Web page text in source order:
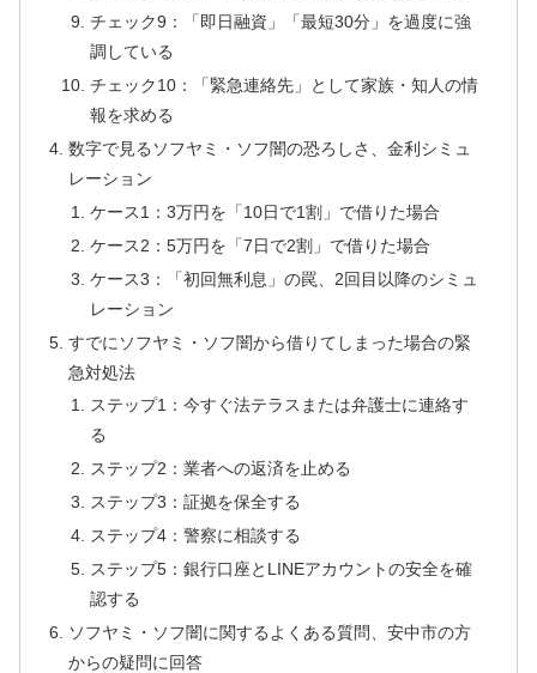
チェック9：「即日融資」「最短30分」を過度に強
調している
チェック10：「緊急連絡先」として家族・知人の情
報を求める
数字で見るソフヤミ・ソフ闇の恐ろしさ、金利シミュ
レーション
ケース1：3万円を「10日で1割」で借りた場合
ケース2：5万円を「7日で2割」で借りた場合
ケース3：「初回無利息」の罠、2回目以降のシミュ
レーション
すでにソフヤミ・ソフ闇から借りてしまった場合の緊
急対処法
ステップ1：今すぐ法テラスまたは弁護士に連絡す
る
ステップ2：業者への返済を止める
ステップ3：証拠を保全する
ステップ4：警察に相談する
ステップ5：銀行口座とLINEアカウントの安全を確
認する
ソフヤミ・ソフ闇に関するよくある質問、安中市の方
からの疑問に回答